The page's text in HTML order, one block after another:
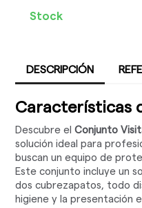
Stock
DESCRIPCIÓN
Características
Descubre elConjunto
solución ideal para
buscan un equipo de
Este conjunto incluye un
dos cubrezapatos, todo
higiene y la presentación